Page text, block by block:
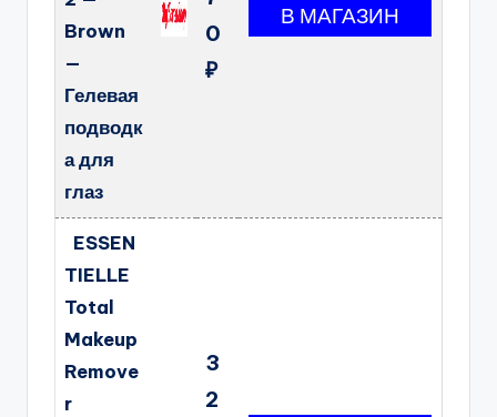
Brown
—
Гелевая
подводк
а для
глаз
0
₽
ESSEN
TIELLE
Total
Makeup
Remove
r
3
2